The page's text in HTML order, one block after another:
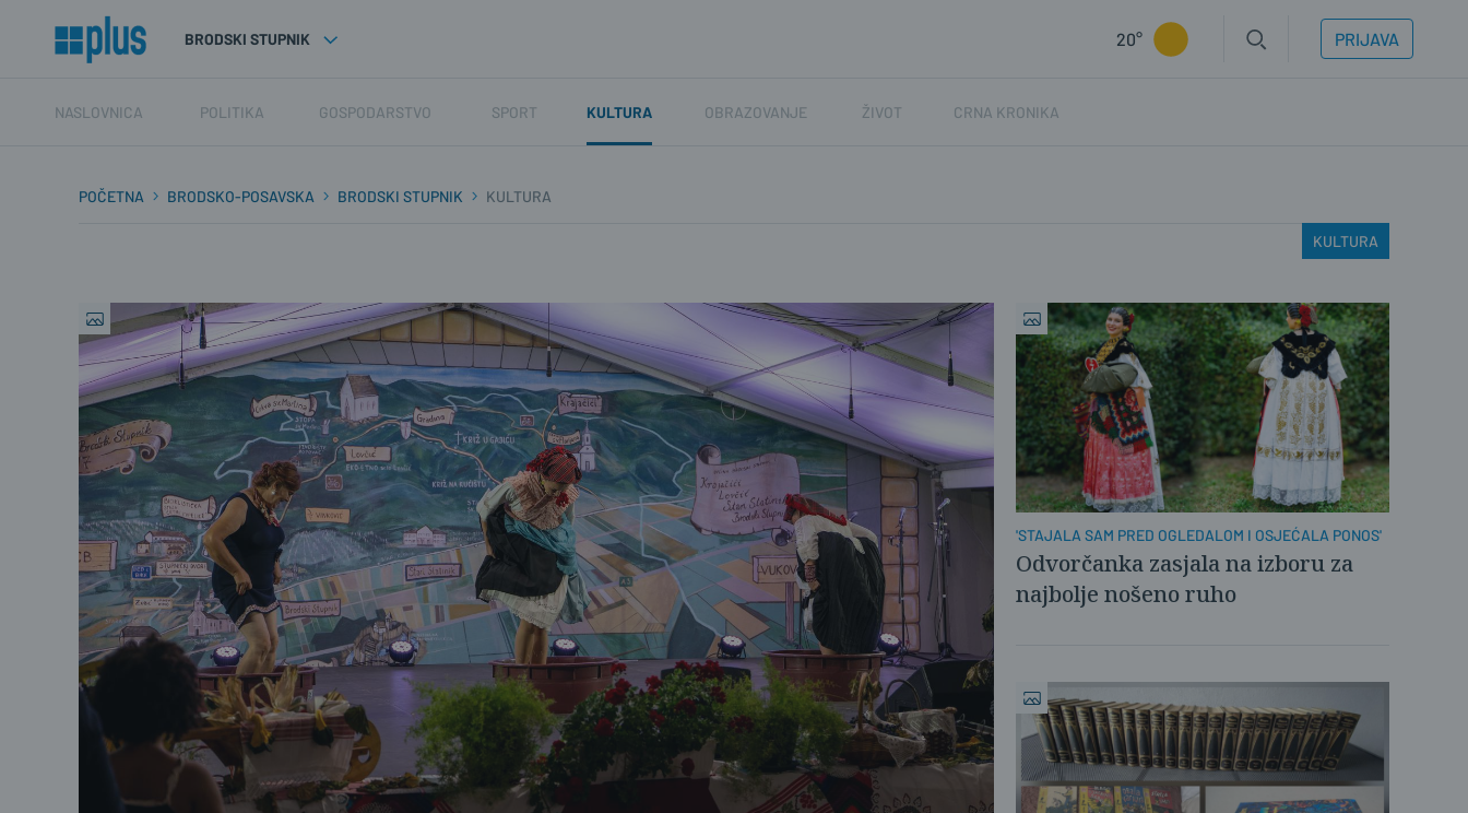
BRODSKI STUPNIK 20° PRIJAVA
NASLOVNICA POLITIKA GOSPODARSTVO SPORT KULTURA OBRAZOVANJE ŽIVOT CRNA KRONIKA
POČETNA BRODSKO-POSAVSKA BRODSKI STUPNIK KULTURA
KULTURA
'STAJALA SAM PRED OGLEDALOM I OSJEĆALA PONOS'
Odvorčanka zasjala na izboru za
najbolje nošeno ruho